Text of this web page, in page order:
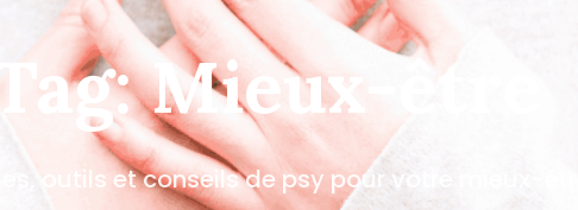
Mieux-être
outils et conseils de psy pour votre mieux-être